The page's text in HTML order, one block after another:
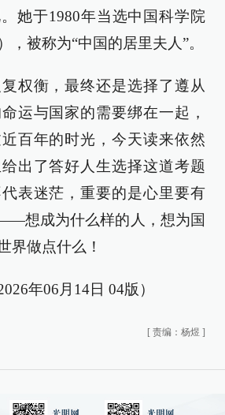
她于1980年当选中国科学院
，被称为“中国的居里夫人”。
权衡，最终还是选择了遵从
运与国家的需要绑在一起，
百年的时光，今天读来依然
出了答好人生选择这道考题
表迷茫，重要的是心里要有
想成为什么样的人，想为国
界做点什么！
年06月14日 04版）
[ 责编：杨煜 ]